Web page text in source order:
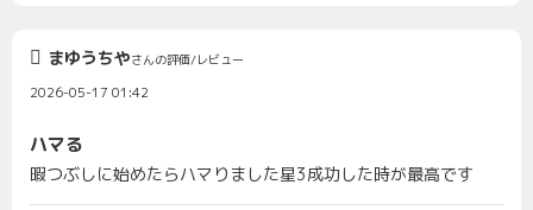
まゆうちやさんの評価/レビュー
2026-05-17 01:42
ハマる
暇つぶしに始めたらハマりました星3成功した時が最高です